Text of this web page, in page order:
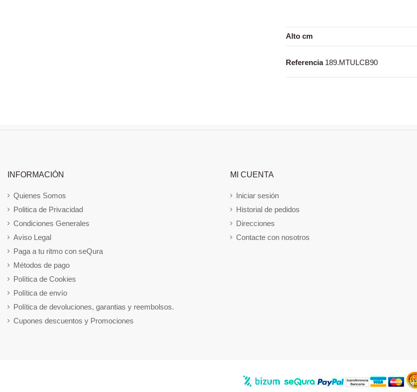
Alto cm
Referencia 189.MTULCB90
INFORMACIÓN
Quienes Somos
Politica de Privacidad
Condiciones Generales
Aviso Legal
Paga a tu ritmo con seQura
Métodos de pago
Política de Cookies
Política de envío
Política de devoluciones, garantias y reembolsos.
Cupones descuentos y Promociones
MI CUENTA
Iniciar sesión
Historial de pedidos
Direcciones
Contacte con nosotros